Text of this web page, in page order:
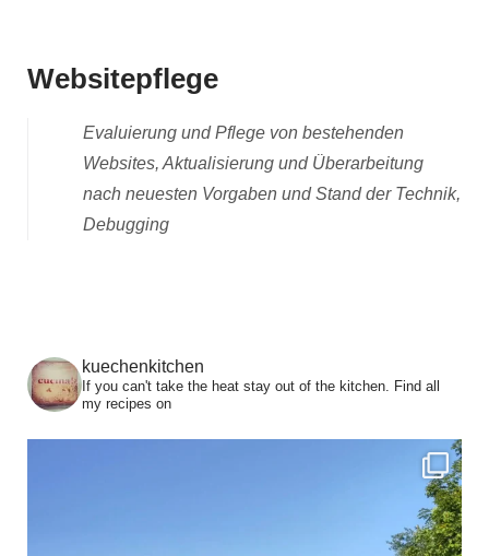
Websitepflege
Evaluierung und Pflege von bestehenden
Websites, Aktualisierung und Überarbeitung
nach neuesten Vorgaben und Stand der Technik,
Debugging
kuechenkitchen
If you can't take the heat stay out of the kitchen. Find all
my recipes on